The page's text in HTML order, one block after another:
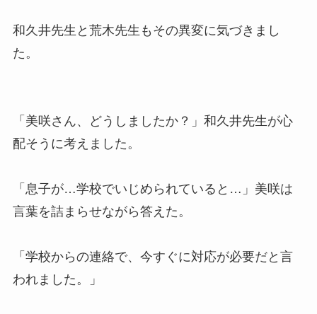
和久井先生と荒木先生もその異変に気づきまし
た。
「美咲さん、どうしましたか？」和久井先生が心
配そうに考えました。
「息子が…学校でいじめられていると…」美咲は
言葉を詰まらせながら答えた。
「学校からの連絡で、今すぐに対応が必要だと言
われました。」